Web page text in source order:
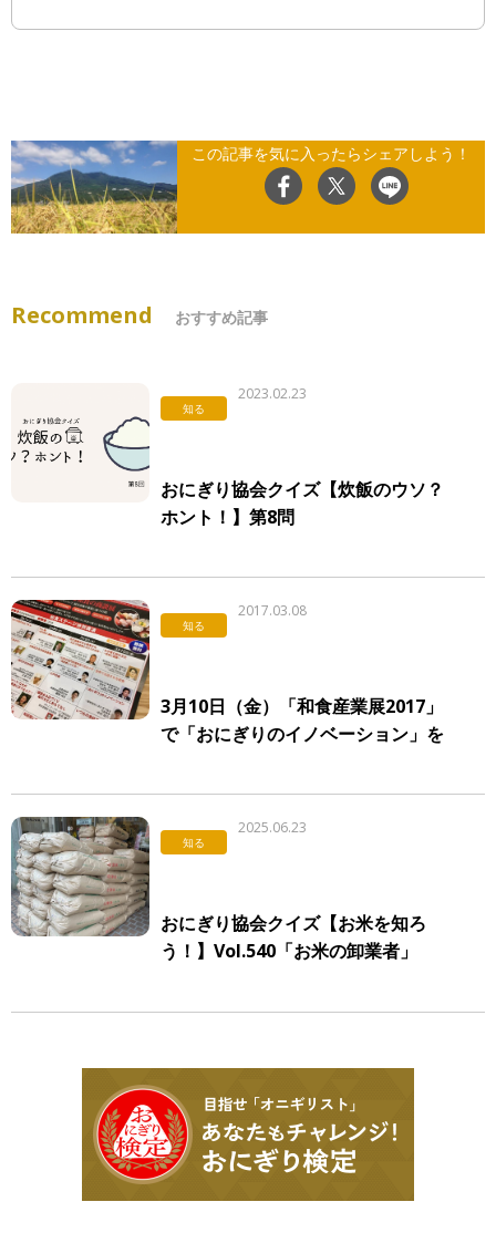
この記事を気に入ったらシェアしよう！
Recommend おすすめ記事
知る
2023.02.23
おにぎり協会クイズ【炊飯のウソ？
ホント！】第8問
知る
2017.03.08
3月10日（金）「和食産業展2017」
で「おにぎりのイノベーション」を
知る
2025.06.23
おにぎり協会クイズ【お米を知ろ
う！】Vol.540「お米の卸業者」